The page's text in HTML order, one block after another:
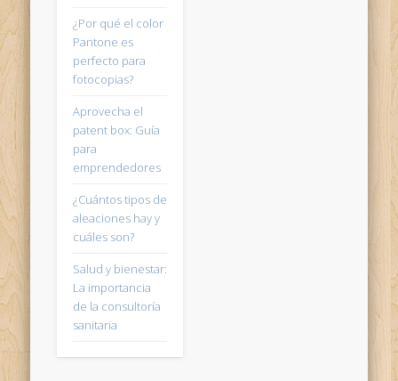
¿Por qué el color
Pantone es
perfecto para
fotocopias?
Aprovecha el
patent box: Guía
para
emprendedores
¿Cuántos tipos de
aleaciones hay y
cuáles son?
Salud y bienestar:
La importancia
de la consultoría
sanitaria